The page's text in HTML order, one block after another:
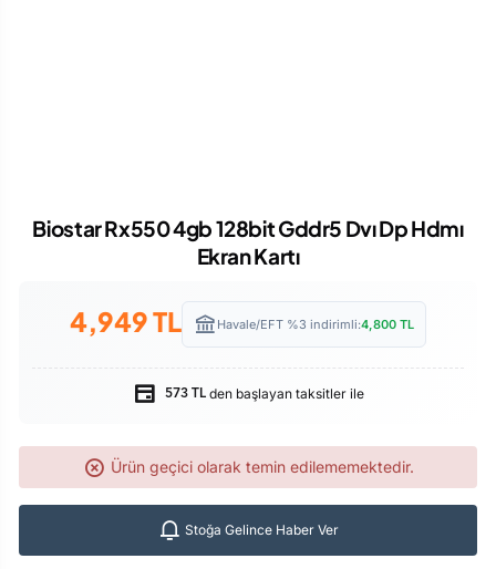
Biostar Rx550 4gb 128bit Gddr5 Dvı Dp Hdmı
Ekran Kartı
4,949TL Havale/EFT %3 indirimli:4,800 TL
573 TLden başlayan taksitler ile
Ürün geçici olarak temin edilememektedir.
Stoğa Gelince Haber Ver